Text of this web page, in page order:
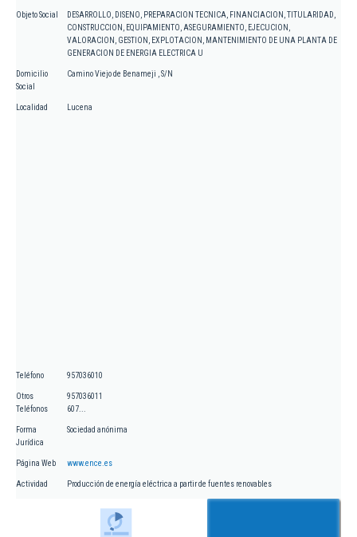
Objeto Social
DESARROLLO, DISENO, PREPARACION TECNICA, FINANCIACION, TITULARIDAD,
CONSTRUCCION, EQUIPAMIENTO, ASEGURAMIENTO, EJECUCION,
VALORACION, GESTION, EXPLOTACION, MANTENIMIENTO DE UNA PLANTA DE
GENERACION DE ENERGIA ELECTRICA U
Domicilio
Social
Camino Viejo de Benameji , S/N
Localidad Lucena
Teléfono 957036010
Otros
Teléfonos
957036011
607...
Forma
Jurídica
Sociedad anónima
Página Web www.ence.es
Actividad Producción de energía eléctrica a partir de fuentes renovables